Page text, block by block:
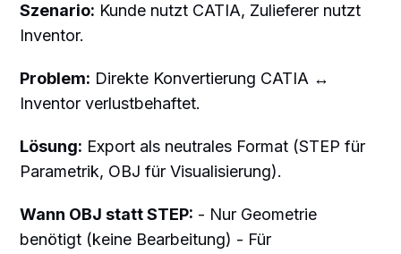
Szenario: Kunde nutzt CATIA, Zulieferer nutzt
Inventor.
Problem: Direkte Konvertierung CATIA ↔
Inventor verlustbehaftet.
Lösung: Export als neutrales Format (STEP für
Parametrik, OBJ für Visualisierung).
Wann OBJ statt STEP: - Nur Geometrie
benötigt (keine Bearbeitung) - Für